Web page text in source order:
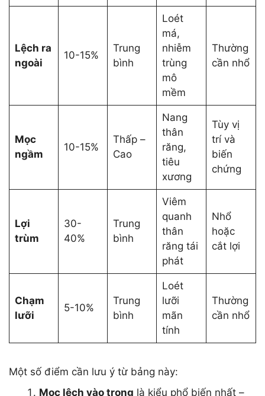
Lệch ra
ngoài
10-15%
Trung
bình
Loét
má,
nhiễm
trùng
mô
mềm
Thường
cần nhổ
Mọc
ngầm
10-15%
Thấp –
Cao
Nang
thân
răng,
tiêu
xương
Tùy vị
trí và
biến
chứng
Lợi
trùm
30-
40%
Trung
bình
Viêm
quanh
thân
răng tái
phát
Nhổ
hoặc
cắt lợi
Chạm
lưỡi
5-10%
Trung
bình
Loét
lưỡi
mãn
tính
Thường
cần nhổ
Một số điểm cần lưu ý từ bảng này:
Mọc lệch vào trong là kiểu phổ biến nhất –